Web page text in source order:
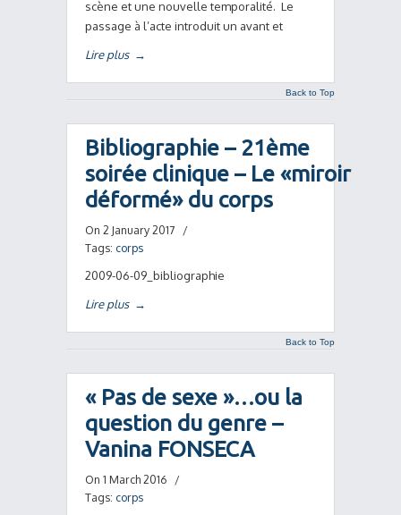
scène et une nouvelle temporalité. Le
passage à l’acte introduit un avant et
Lire plus →
Back to Top
Bibliographie – 21ème
soirée clinique – Le «miroir
déformé» du corps
On 2 January 2017
/
Tags: corps
2009-06-09_bibliographie
Lire plus →
Back to Top
« Pas de sexe »…ou la
question du genre –
Vanina FONSECA
On 1 March 2016
/
Tags: corps